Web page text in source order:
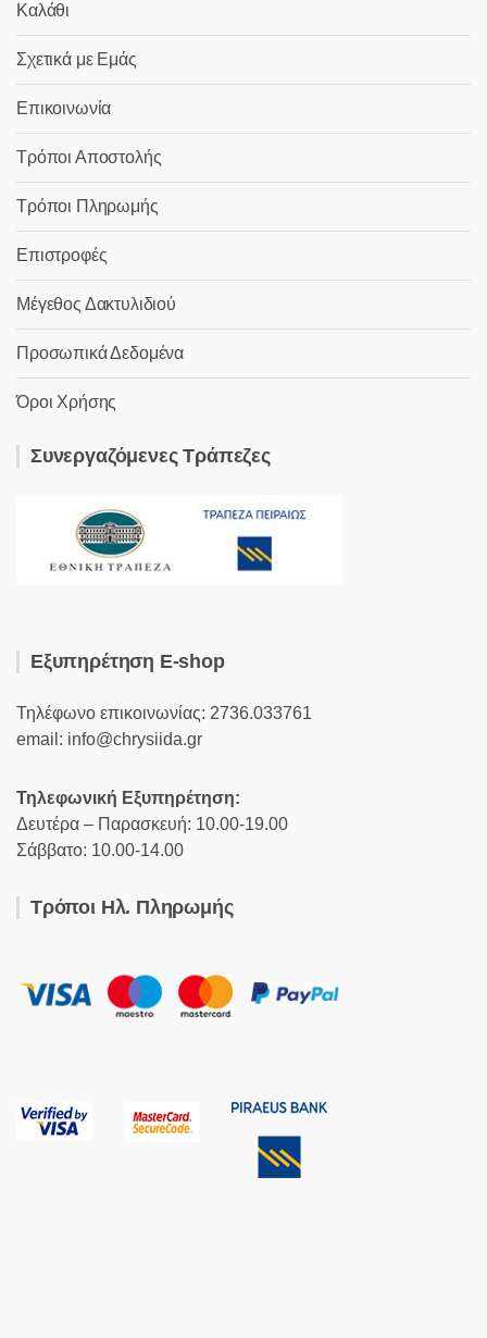
Καλάθι
Σχετικά με Εμάς
Επικοινωνία
Τρόποι Αποστολής
Τρόποι Πληρωμής
Επιστροφές
Μέγεθος Δακτυλιδιού
Προσωπικά Δεδομένα
Όροι Χρήσης
Συνεργαζόμενες Τράπεζες
Εξυπηρέτηση E-shop
Τηλέφωνο επικοινωνίας: 2736.033761
email: info@chrysiida.gr
Τηλεφωνική Εξυπηρέτηση:
Δευτέρα – Παρασκευή: 10.00-19.00
Σάββατο: 10.00-14.00
Τρόποι Ηλ. Πληρωμής